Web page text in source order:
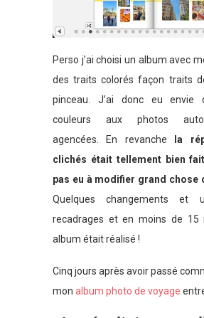
Perso j’ai choisi un album avec
des traits colorés façon traits
pinceau. J’ai donc eu envie
couleurs aux photos
agencées. En revanche
la
clichés était tellement bien
pas eu à modifier grand chose
Quelques changements et
recadrages et en moins de 15
album était réalisé !
Cinq jours après avoir passé
mon album photo de voyage